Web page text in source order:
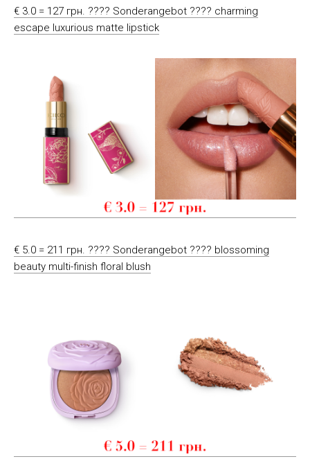
€ 3.0 = 127 грн. ???? Sonderangebot ???? charming
escape luxurious matte lipstick
€ 5.0 = 211 грн. ???? Sonderangebot ???? blossoming
beauty multi-finish floral blush